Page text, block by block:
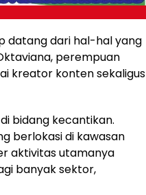
datang dari hal-hal yang
perempuan
kreator konten sekaligus
bidang kecantikan.
berlokasi di kawasan
aktivitas utamanya
banyak sektor,